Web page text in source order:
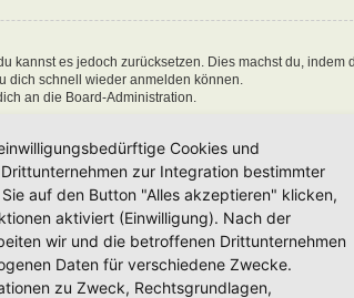
kannst es jedoch zurücksetzen. Dies machst du, indem
dich schnell wieder anmelden können.
an die Board-Administration.
du nur für eine Sitzung angemeldet. Dies verhindert
„Angemeldet bleiben“ beim Anmelden auswählen.
Wenn diese Option nicht zur Verfügung steht,
Cookies und
zur Integration bestimmter
auf den Button "Alles akzeptieren" klicken,
aktiviert (Einwilligung). Nach der
wir und die betroffenen Drittunternehmen
Daten für verschiedene Zwecke.
zu Zweck, Rechtsgrundlagen,